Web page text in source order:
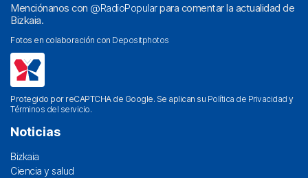
Menciónanos con @RadioPopularpara comentar la actualidad de
Bizkaia.
Fotos en colaboración con Depositphotos
Protegido por reCAPTCHA de Google. Se aplican su Política de Privacidad y
Términos del servicio.
Noticias
Bizkaia
Ciencia y salud